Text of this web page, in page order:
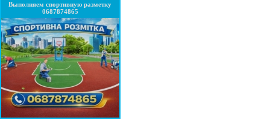
Выполняем спортивную разметку
0687874865